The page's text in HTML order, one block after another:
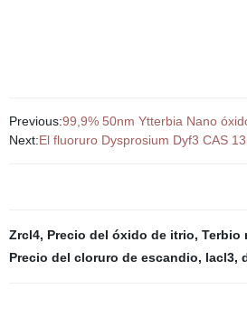
Previous:99,9% 50nm Ytterbia Nano
Next:El fluoruro Dysprosium Dyf3 CAS
Zrcl4, Precio del óxido de itrio, Terbio
Precio del cloruro de escandio, lacl3,